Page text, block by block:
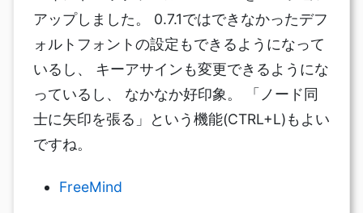
アップしました。 0.7.1ではできなかったデフ
ォルトフォントの設定もできるようになって
いるし、 キーアサインも変更できるようにな
っているし、 なかなか好印象。 「ノード同
士に矢印を張る」という機能(CTRL+L)もよい
ですね。
FreeMind